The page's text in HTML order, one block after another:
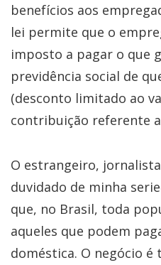
benefícios aos
lei permite que o
imposto a pagar o que
previdência social de
(desconto limitado ao
contribuição referente
O estrangeiro,
duvidado de minha
que, no Brasil, toda
aqueles que podem
doméstica. O negócio é